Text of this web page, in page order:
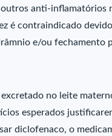
anti-inflamatórios
é contraindicado
e/ou fechamento
no leite
esperados
diclofenaco, o